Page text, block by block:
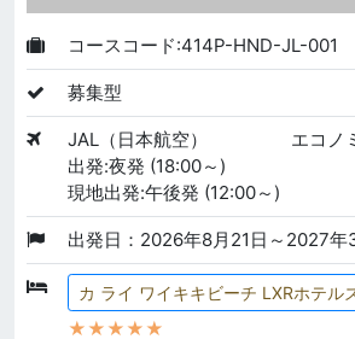
コースコード:414P-HND-JL-001
募集型
JAL（日本航空）
エコノ
出発:夜発 (18:00～)
現地出発:午後発 (12:00～)
出発日：2026年8月21日～2027年
カ ライ ワイキキビーチ LXRホテル
★★★★★